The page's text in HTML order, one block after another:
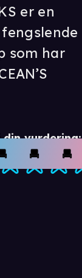
din vurdering:
er en
som har